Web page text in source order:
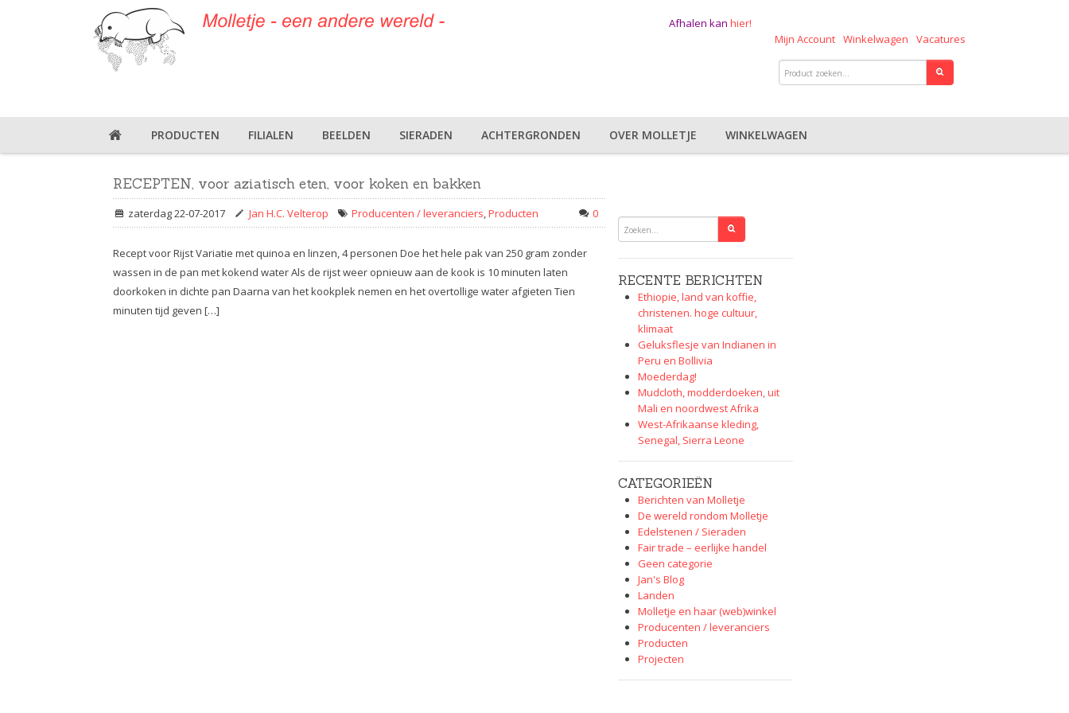
Afhalen kan hier!
Mijn Account Winkelwagen Vacatures
PRODUCTEN FILIALEN BEELDEN SIERADEN ACHTERGRONDEN OVER MOLLETJE WINKELWAGEN
RECEPTEN, voor aziatisch eten, voor koken en bakken
0
zaterdag 22-07-2017 Jan H.C. Velterop Producenten / leveranciers,Producten
Recept voor Rijst Variatie met quinoa en linzen, 4 personen Doe het hele pak van 250 gram zonder
wassen in de pan met kokend water Als de rijst weer opnieuw aan de kook is 10 minuten laten
doorkoken in dichte pan Daarna van het kookplek nemen en het overtollige water afgieten Tien
minuten tijd geven […]
RECENTE BERICHTEN
Ethiopie, land van koffie,
christenen. hoge cultuur,
klimaat
Geluksflesje van Indianen in
Peru en Bollivia
Moederdag!
Mudcloth, modderdoeken, uit
Mali en noordwest Afrika
West-Afrikaanse kleding,
Senegal, Sierra Leone
CATEGORIEËN
Berichten van Molletje
De wereld rondom Molletje
Edelstenen / Sieraden
Fair trade – eerlijke handel
Geen categorie
Jan's Blog
Landen
Molletje en haar (web)winkel
Producenten / leveranciers
Producten
Projecten